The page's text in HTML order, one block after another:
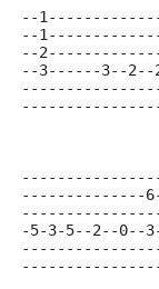
--
--
--
--3------3--
--------------
-5-3-5--2--0--